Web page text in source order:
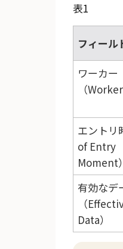
表1
フィール
ワーカー
（
エントリ
of Entry
Moment
有効なデ
（
Data）